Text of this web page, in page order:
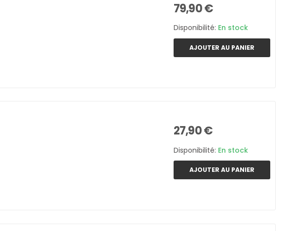
79,90 €
Disponibilité: En stock
AJOUTER AU PANIER
27,90 €
Disponibilité: En stock
AJOUTER AU PANIER